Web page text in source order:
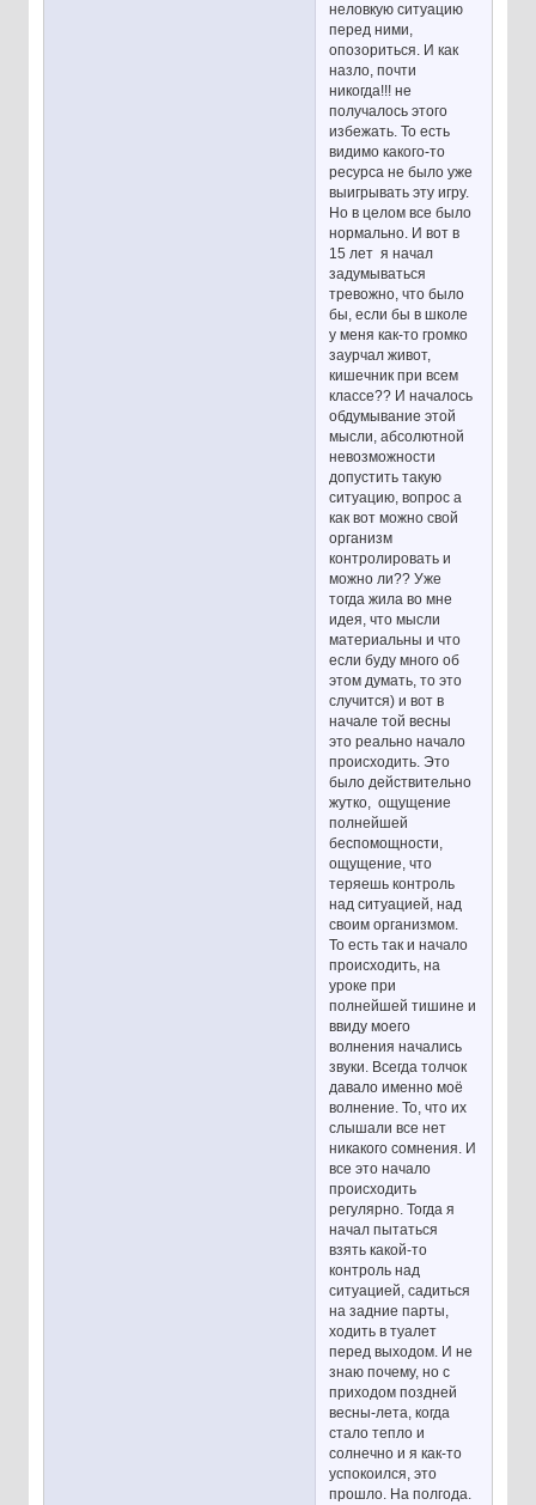
неловкую ситуацию
перед ними,
опозориться. И как
назло, почти
никогда!!! не
получалось этого
избежать. То есть
видимо какого-то
ресурса не было уже
выигрывать эту игру.
Но в целом все было
нормально. И вот в
15 лет я начал
задумываться
тревожно, что было
бы, если бы в школе
у меня как-то громко
заурчал живот,
кишечник при всем
классе?? И началось
обдумывание этой
мысли, абсолютной
невозможности
допустить такую
ситуацию, вопрос а
как вот можно свой
организм
контролировать и
можно ли?? Уже
тогда жила во мне
идея, что мысли
материальны и что
если буду много об
этом думать, то это
случится) и вот в
начале той весны
это реально начало
происходить. Это
было действительно
жутко, ощущение
полнейшей
беспомощности,
ощущение, что
теряешь контроль
над ситуацией, над
своим организмом.
То есть так и начало
происходить, на
уроке при
полнейшей тишине и
ввиду моего
волнения начались
звуки. Всегда толчок
давало именно моё
волнение. То, что их
слышали все нет
никакого сомнения. И
все это начало
происходить
регулярно. Тогда я
начал пытаться
взять какой-то
контроль над
ситуацией, садиться
на задние парты,
ходить в туалет
перед выходом. И не
знаю почему, но с
приходом поздней
весны-лета, когда
стало тепло и
солнечно и я как-то
успокоился, это
прошло. На полгода.